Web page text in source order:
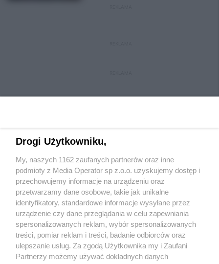
Wydawca mediówlokalnych
Nie zapomnij
zapoznać się z:
polityką prywatności
Twojemiasto Skontakuj sięz nami
Drogi Użytkowniku,
My, naszych 1162 zaufanych partnerów oraz inne
podmioty z Media Operator sp z.o.o. uzyskujemy dostęp i
przechowujemy informacje na urządzeniu oraz
przetwarzamy dane osobowe, takie jak unikalne
identyfikatory, standardowe informacje wysyłane przez
urządzenie czy dane przeglądania w celu zapewniania
spersonalizowanych reklam, wybór spersonalizowanych
treści, pomiar reklam i treści, badanie odbiorców oraz
ulepszanie usług. Za zgodą Użytkownika my i Zaufani
Partnerzy możemy używać dokładnych danych